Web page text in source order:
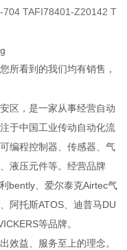
TAFI78401-Z20142 T
所看到的我们均有销售，
区，是一家从事经营自动
于中国工业传动自动化流
编程控制器、传感器、气
液压元件等。经营品牌
bently、爱尔泰克Airtec气
阿托斯ATOS、迪普马DU
等品牌。
效益、服务至上的理念。